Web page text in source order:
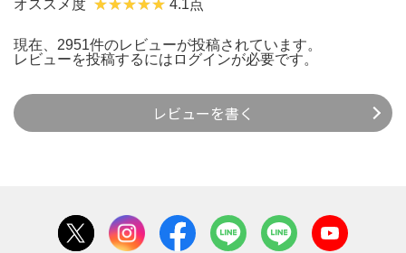
オススメ度 4.1点
現在、2951件のレビューが投稿されています。
レビューを投稿するには ログインが必要です。
レビューを書く